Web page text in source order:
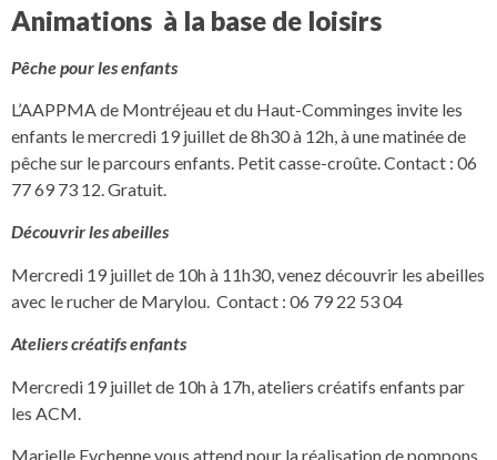
Animations à la base de loisirs
Pêche pour les enfants
L’AAPPMA de Montréjeau et du Haut-Comminges invite les
enfants le mercredi 19 juillet de 8h30 à 12h, à une matinée de
pêche sur le parcours enfants. Petit casse-croûte. Contact : 06
77 69 73 12. Gratuit.
Découvrir les abeilles
Mercredi 19 juillet de 10h à 11h30, venez découvrir les abeilles
avec le rucher de Marylou. Contact : 06 79 22 53 04
Ateliers créatifs enfants
Mercredi 19 juillet de 10h à 17h, ateliers créatifs enfants par
les ACM.
Marielle Eychenne vous attend pour la réalisation de pompons